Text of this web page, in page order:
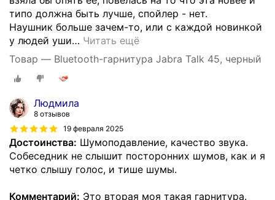
типо должна быть лучше, спойлер - нет.
Наушник больше зачем-то, или с каждой новинкой
у людей уши… Читать ещё
Товар — Bluetooth-гарнитура Jabra Talk 45, черный
Людмила
8 отзывов
19 февраля 2025
Достоинства: Шумоподавление, качество звука.
Собеседник не слышит посторонних шумов, как и я
четко слышу голос, и тише шумы.
Комментарий: Это вторая моя такая гарнитура.